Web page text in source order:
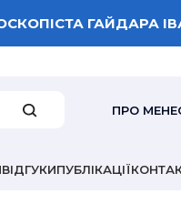
ГАЙДАРА
ПРО МЕНЕ
ВІДГУКИПУБЛІКАЦІЇ